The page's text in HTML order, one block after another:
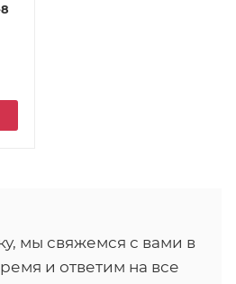
мы свяжемся с вами в
и ответим на все